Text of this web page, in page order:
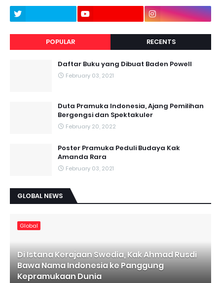
POPULAR RECENTS
Daftar Buku yang Dibuat Baden Powell
February 03, 2021
Duta Pramuka Indonesia, Ajang Pemilihan
Bergengsi dan Spektakuler
February 20, 2022
Poster Pramuka Peduli Budaya Kak
Amanda Rara
February 03, 2021
GLOBAL NEWS
Global
Di Istana Kerajaan Swedia, Kak Ahmad Rusdi
Bawa Nama Indonesia ke Panggung
Kepramukaan Dunia